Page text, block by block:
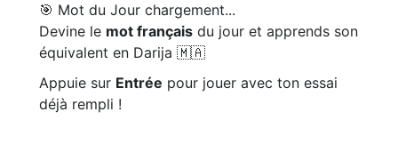
🎯 Mot du Jour chargement...
Devine le mot français du jour et apprends son
équivalent en Darija 🇲🇦
Appuie sur Entrée pour jouer avec ton essai
déjà rempli !